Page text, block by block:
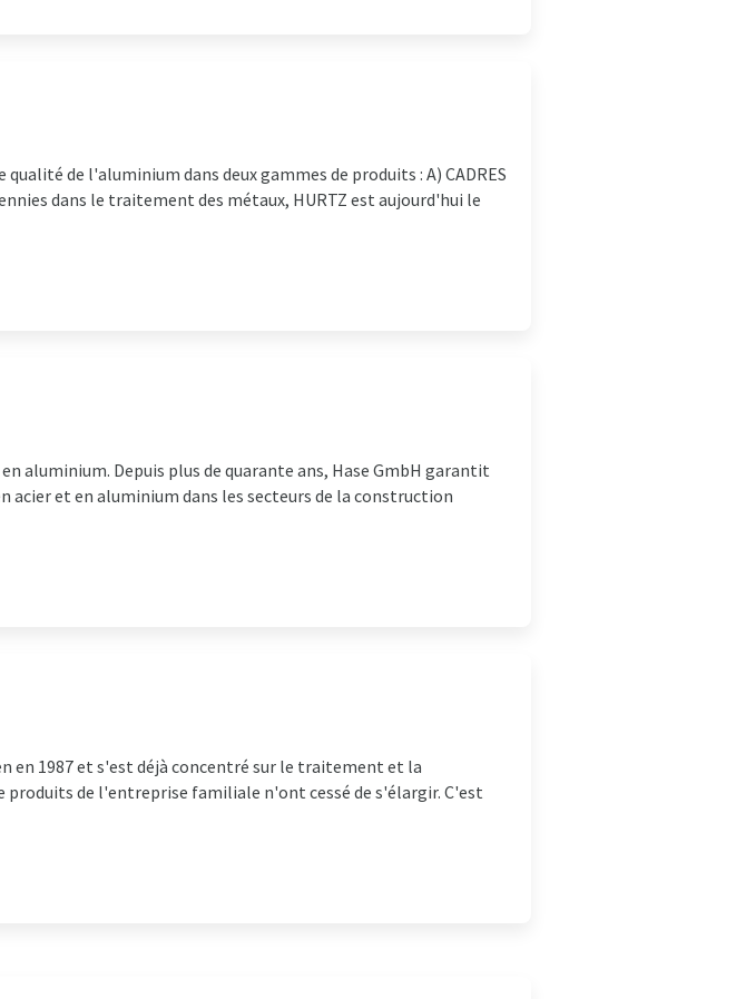
de l'aluminium dans deux gammes de produits : A) CADRES
dans le traitement des métaux, HURTZ est aujourd'hui le
aluminium. Depuis plus de quarante ans, Hase GmbH garantit
acier et en aluminium dans les secteurs de la construction
en 1987 et s'est déjà concentré sur le traitement et la
de l'entreprise familiale n'ont cessé de s'élargir. C'est